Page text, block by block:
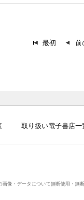
最初
前
取り扱い電子書店一
画像・データについて無断使用・無